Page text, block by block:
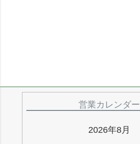
営業カレンダー
2026年8月